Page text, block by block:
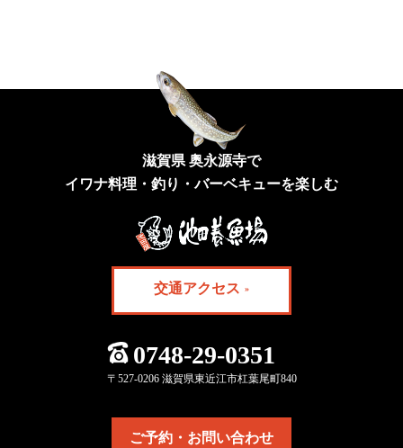
滋賀県 奥永源寺で
イワナ料理・釣り・バーベキューを楽しむ
交通アクセス
0748-29-0351
〒527-0206 滋賀県東近江市杠葉尾町840
ご予約・お問い合わせ